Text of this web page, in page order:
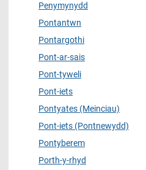
Penymynydd
Pontantwn
Pontargothi
Pont-ar-sais
Pont-tyweli
Pont-iets
Pontyates (Meinciau)
Pont-iets (Pontnewydd)
Pontyberem
Porth-y-rhyd